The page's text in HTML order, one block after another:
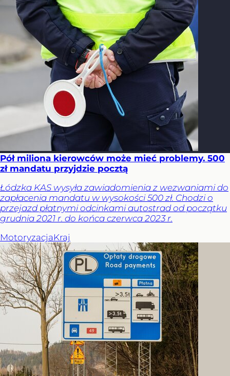
Pół miliona kierowców może mieć problemy. 500
zł mandatu przyjdzie pocztą
Łódzka KAS wysyła zawiadomienia z wezwaniami do
zapłacenia mandatu w wysokości 500 zł. Chodzi o
przejazd płatnymi odcinkami autostrad od początku
grudnia 2021 r. do końca czerwca 2023 r.
MotoryzacjaKraj